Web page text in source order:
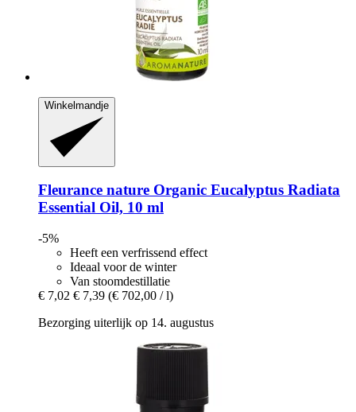
Winkelmandje
Fleurance nature Organic Eucalyptus Radiata
Essential Oil, 10 ml
-5%
Heeft een verfrissend effect
Ideaal voor de winter
Van stoomdestillatie
€ 7,02 € 7,39 (€ 702,00 / l)
Bezorging uiterlijk op 14. augustus